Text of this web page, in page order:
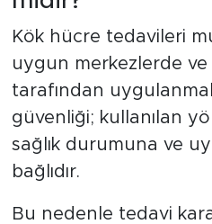
Kök hücre tedavileri
uygun merkezlerde
tarafından
güvenliği; kullanılan
sağlık durumuna ve
bağlıdır.
Bu nedenle tedavi